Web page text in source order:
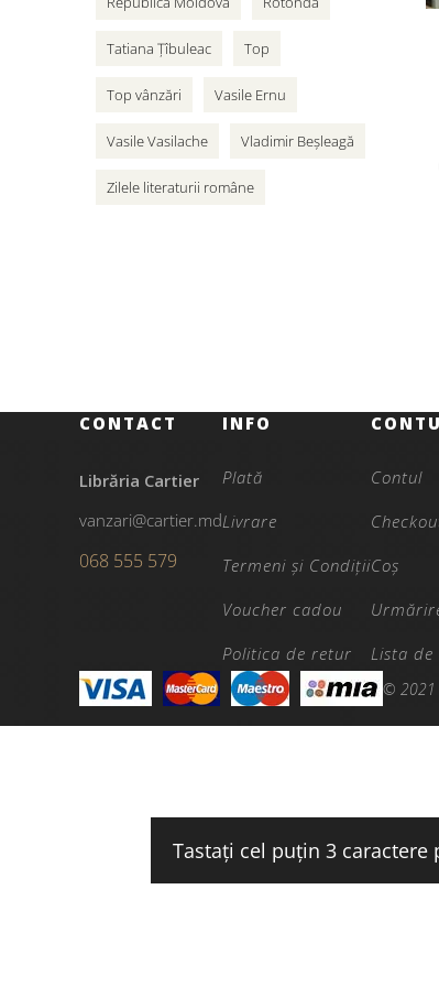
Tatiana Țîbuleac Top
Top vânzări Vasile Ernu
Vasile Vasilache Vladimir Beșleagă
Zilele literaturii române
CONTACT
Librăria Cartier
vanzari@cartier.md
068 555 579
INFO
Plată
Livrare
Termeni și Condiții
Voucher cadou
Politica de retur
Contul
Coș
Lista
© 2021